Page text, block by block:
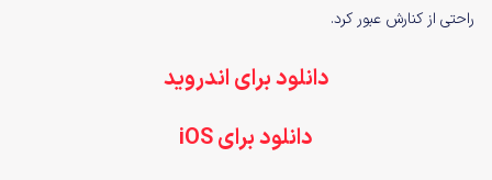
راحتی از کنارش عبور کرد.
دانلود برای اندروید
دانلود برای iOS